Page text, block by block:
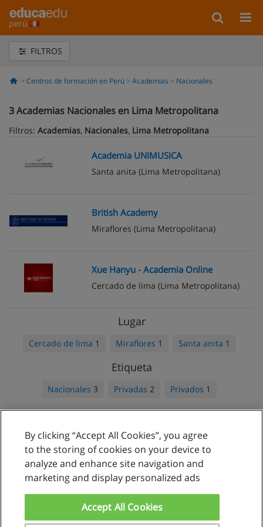
perú
FILTROS
Centros de formación en Perú Academias Nacionales
3Academias Nacionales en Lima Metropolitana
Filtros: Academias, Nacionales, Lima Metropolitana
Academia UNIMUSICA
Santa anita (Lima Metropolitana)
British Academy
Miraflores (Lima Metropolitana)
Xue Hanyu - Academia Online
Cercado de lima (Lima Metropolitana)
Lugar
Cercado de lima 1 Miraflores 1 Santa anita 1
Etiqueta
Nacionales 3 Privadas 2 Privados 1
Reglas de uso
Privacidad de datos
By clicking “Accept All Cookies”, you agree
to the storing of cookies on your device to
analyze and enhance site navigation and
marketing and display personalized ads
Accept All Cookies